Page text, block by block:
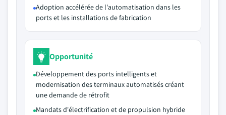
Adoption accélérée de l'automatisation dans les
ports et les installations de fabrication
Opportunité
Développement des ports intelligents et
modernisation des terminaux automatisés créant
une demande de rétrofit
Mandats d'électrification et de propulsion hybride